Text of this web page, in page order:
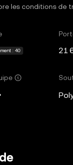
les conditions de
: 40 21